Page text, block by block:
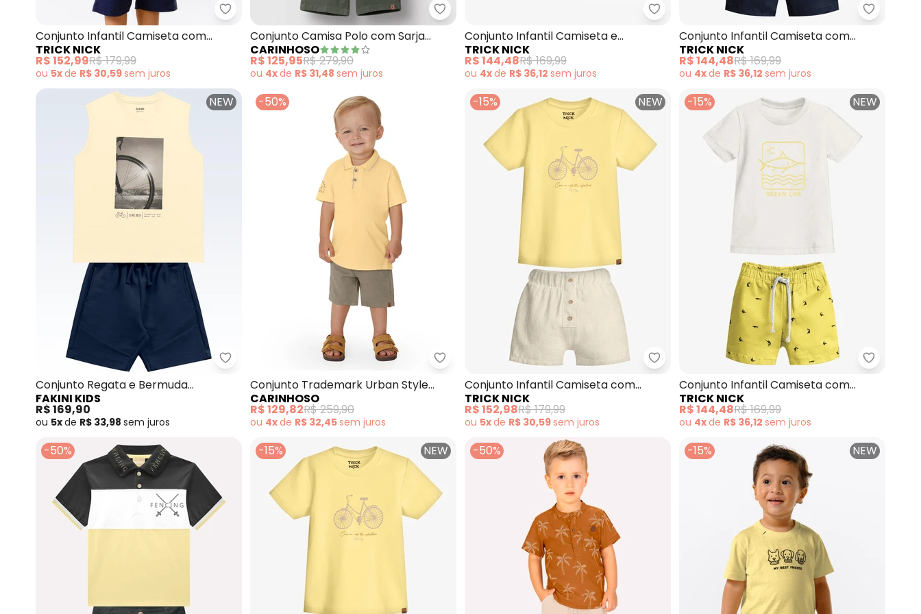
Trick Nick - Conjunto Infantil Camiseta com Bermuda (Amarelo)
Conjunto Infantil Camiseta com
Bermuda (Amarelo)
TRICK NICK
R$ 152,99R$ 179,99
ou 5xde R$ 30,59sem juros
Carinhoso - Conjunto Camisa Polo com Sarja (Amarelo)
Conjunto Camisa Polo com Sarja
(Amarelo)
CARINHOSO
R$ 125,95R$ 279,90
ou 4xde R$ 31,48 sem juros
Trick Nick - Conjunto Infantil Camiseta e
Conjunto Infantil Camiseta e
Jardineira (Amarelo)
TRICK NICK
R$ 144,48R$ 169,99
ou 4xde R$ 36,12 sem juros
Trick
Conjunto Infantil Camiseta com
Bermuda (Amarelo)
TRICK NICK
R$ 144,48R$ 169,99
ou 4xde R$ 36,12 sem juros
NEW
Fakini Kids - Conjunto Regata e Bermuda (Amarelo)
Conjunto Regata e Bermuda
(Amarelo)
FAKINI KIDS
R$ 169,90
ou 5xde R$ 33,98 sem juros
-50%
Carinhoso - Conjunto Trademark Urban Style (Amarelo)
Conjunto Trademark Urban Style
(Amarelo)
CARINHOSO
R$ 129,82R$ 259,90
ou 4xde R$ 32,45sem juros
-15% NEW
Trick Nick - Conjunto Infantil Camiseta com
Conjunto Infantil Camiseta com
Bermuda (Amarelo)
TRICK NICK
R$ 152,98R$ 179,99
ou 5xde R$ 30,59sem juros
-15% NEW
Trick
Conjunto Infantil Camiseta com
Bermuda (Amarelo)
TRICK NICK
R$ 144,48R$ 169,99
ou 4xde R$ 36,12 sem juros
-50% -15% NEW -50% -15% NEW